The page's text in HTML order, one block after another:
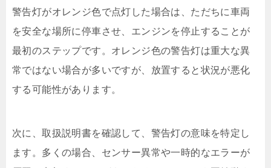
警告灯がオレンジ色で点灯した場合は、ただちに車両
を安全な場所に停車させ、エンジンを停止することが
最初のステップです。オレンジ色の警告灯は重大な異
常ではない場合が多いですが、放置すると状況が悪化
する可能性があります。
次に、取扱説明書を確認して、警告灯の意味を特定し
ます。多くの場合、センサー異常や一時的なエラーが